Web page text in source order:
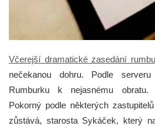
Včerejší dramatické zasedání
nečekanou dohru. Podle serveru
Rumburku k nejasnému obratu.
Pokorný podle některých
zůstává, starosta Sykáček, který